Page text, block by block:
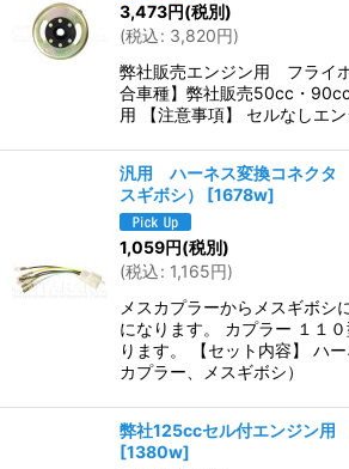
3,473円(税別)
(税込: 3,820円)
弊社販売エンジン用 フライ
合車種】弊社販売50cc・
用 【注意事項】 セルなしエン
汎用 ハーネス変換コネクタ
スギボシ）
[1678w]
1,059円(税別)
(税込: 1,165円)
メスカプラーからメスギボシ
になります。 カプラー １１
ります。 【セット内容】 ハ
カプラー、メスギボシ）
弊社125ccセル付エンジン用
[1380w]